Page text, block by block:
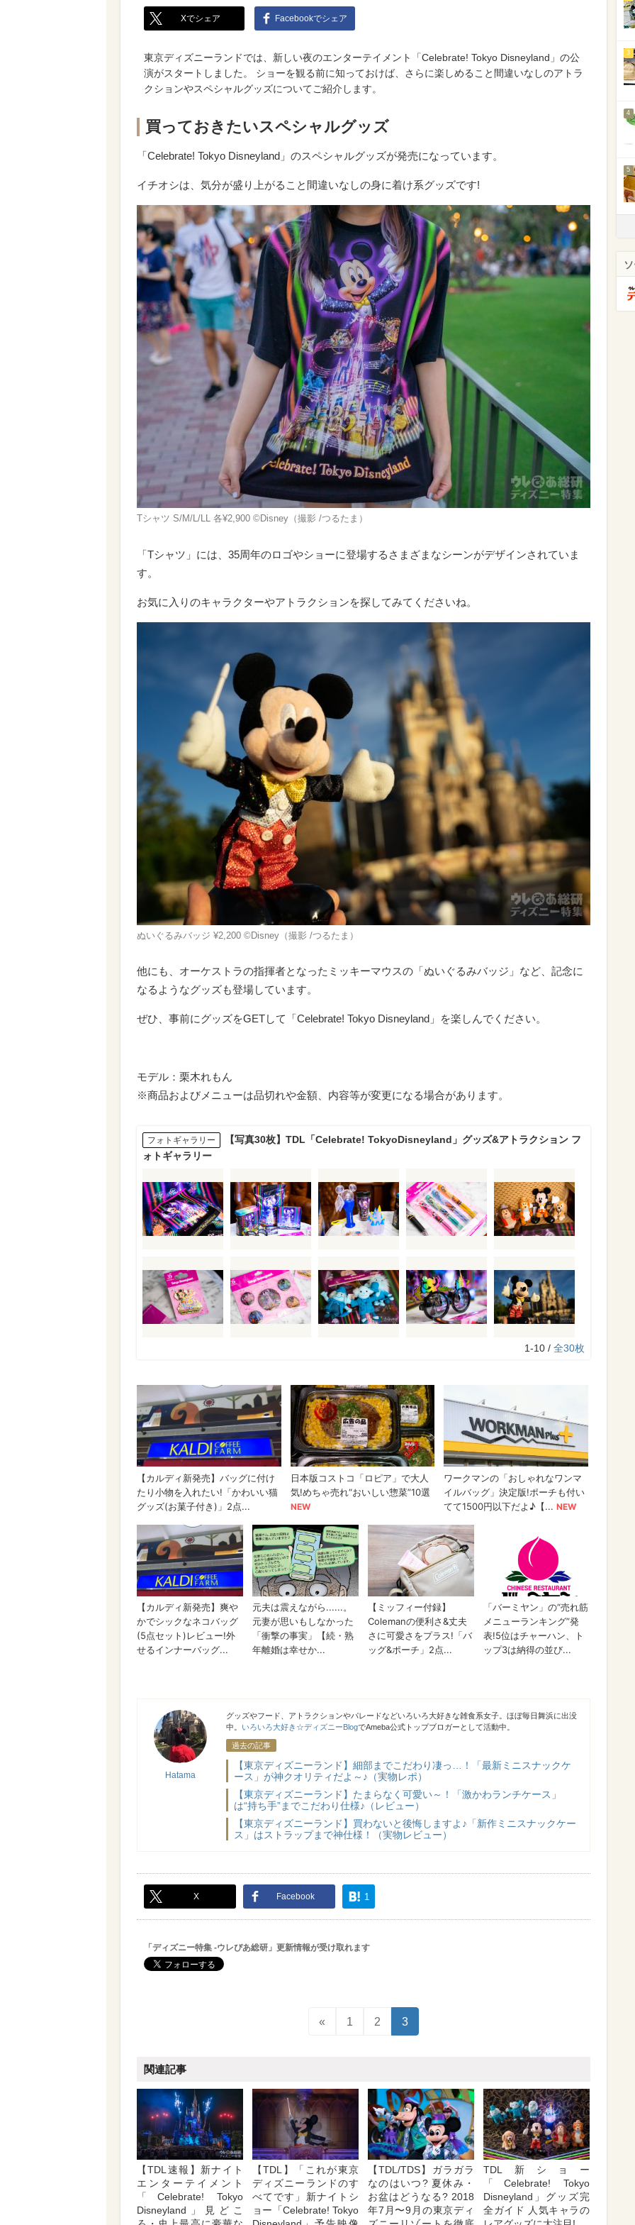
Xでシェア Facebookでシェア
東京ディズニーランドでは、新しい夜のエンターテイメント「Celebrate! Tokyo Disneyland」の公
演がスタートしました。 ショーを観る前に知っておけば、さらに楽しめること間違いなしのアトラ
クションやスペシャルグッズについてご紹介します。
買っておきたいスペシャルグッズ
「Celebrate! Tokyo Disneyland」のスペシャルグッズが発売になっています。
イチオシは、気分が盛り上がること間違いなしの身に着け系グッズです!
Tシャツ S/M/L/LL 各¥2,900 ©Disney（撮影 /つるたま）
「Tシャツ」には、35周年のロゴやショーに登場するさまざまなシーンがデザインされていま
す。
お気に入りのキャラクターやアトラクションを探してみてくださいね。
ぬいぐるみバッジ ¥2,200 ©Disney（撮影 /つるたま）
他にも、オーケストラの指揮者となったミッキーマウスの「ぬいぐるみバッジ」など、記念に
なるようなグッズも登場しています。
ぜひ、事前にグッズをGETして「Celebrate! Tokyo Disneyland」を楽しんでください。
モデル：栗木れもん
※商品およびメニューは品切れや金額、内容等が変更になる場合があります。
フォトギャラリー
【写真30枚】TDL「Celebrate! TokyoDisneyland」グッズ&アトラクション フ
ォトギャラリー
1-10 / 全30枚
Hatama
Hatama
グッズやフード、アトラクションやパレードなどいろいろ大好きな雑食系女子。ほぼ毎日舞浜に出没
中。 いろいろ大好き☆ディズニーBlogでAmeba公式トップブロガーとして活動中。
過去の記事
【東京ディズニーランド】細部までこだわり凄っ…！「最新ミニスナックケ
ース」が神クオリティだよ～♪（実物レポ）
【東京ディズニーランド】たまらなく可愛い～！「激かわランチケース」
は“持ち手”までこだわり仕様♪（レビュー）
【東京ディズニーランド】買わないと後悔しますよ♪「新作ミニスナックケー
ス」はストラップまで神仕様！（実物レビュー）
X Facebook 1
「ディズニー特集 -ウレぴあ総研」更新情報が受け取れます
« 1 2 3
関連記事
【TDL速報】新ナイト
エンターテイメント
「Celebrate! Tokyo
Disneyland」見どこ
【TDL】「これが東京
ディズニーランドのす
べてです」新ナイトシ
ョー「Celebrate! Tokyo
【TDL/TDS】ガラガラ
なのはいつ? 夏休み・
お盆はどうなる? 2018
年7月〜9月の東京ディ
TDL新ショー
「Celebrate! Tokyo
Disneyland」グッズ完
全ガイド 人気キャラの
3
4
5